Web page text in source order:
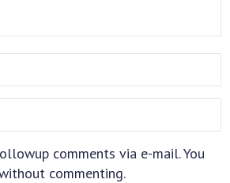
comments via e-mail. You
commenting.